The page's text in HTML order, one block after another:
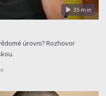
35 min
úrovni? Rozhovor